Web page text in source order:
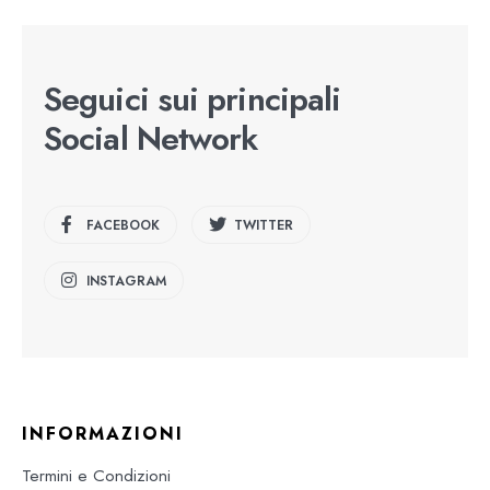
Seguici sui principali
Social Network
FACEBOOK TWITTER
INSTAGRAM
INFORMAZIONI
Termini e Condizioni